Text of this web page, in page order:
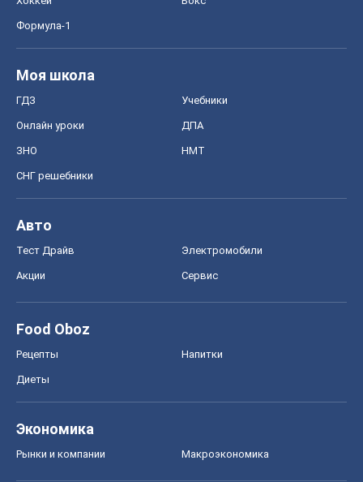
Формула-1
Моя школа
ГДЗ Учебники
Онлайн уроки ДПА
ЗНО НМТ
СНГ решебники
Авто
Тест Драйв Электромобили
Акции Сервис
Food Oboz
Рецепты Напитки
Диеты
Экономика
Рынки и компании Mакроэкономика